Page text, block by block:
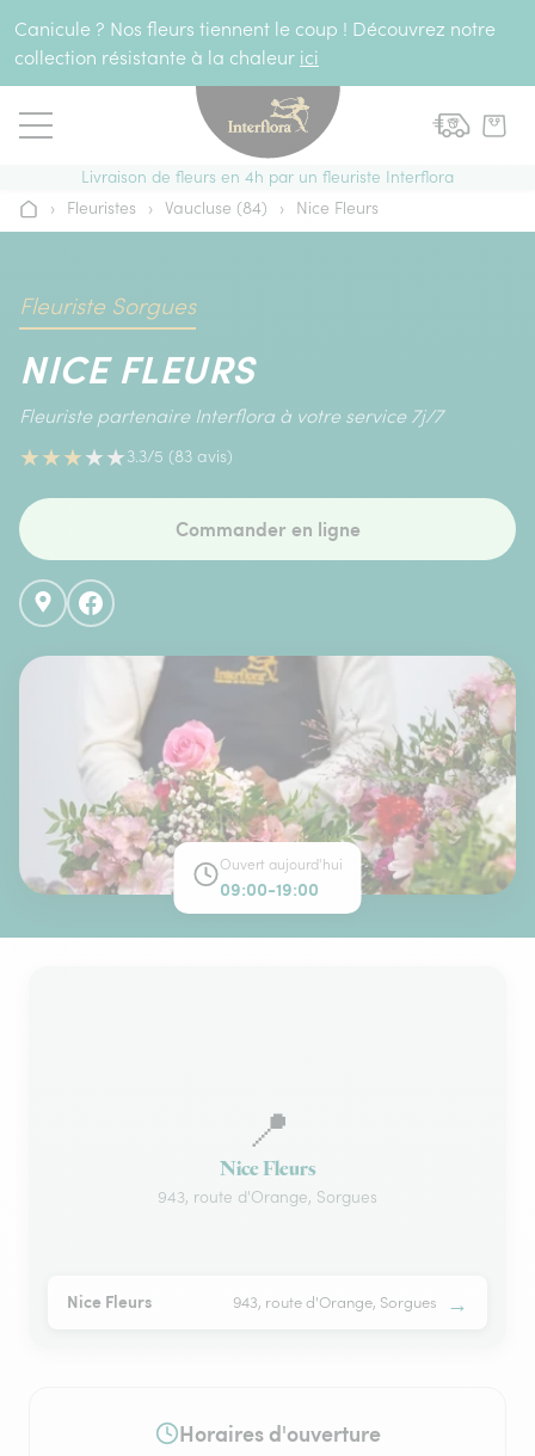
Canicule ? Nos fleurs tiennent le coup ! Découvrez notre
collection résistante à la chaleur ici
Livraison de fleurs en 4h par un fleuriste Interflora
Accueil
› Fleuristes › Vaucluse (84) › Nice Fleurs
Fleuriste Sorgues
NICE FLEURS
Fleuriste partenaire Interflora à votre service 7j/7
★★★★★3.3/5 (83 avis)
Commander en ligne
Ouvert aujourd'hui
09:00-19:00
📍
Nice Fleurs
943, route d'Orange, Sorgues
Nice Fleurs 943, route d'Orange, Sorgues →
Horaires d'ouverture